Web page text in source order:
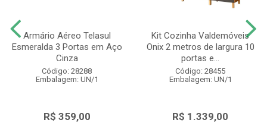
Armário Aéreo Telasul
Esmeralda 3 Portas em Aço
Cinza
Código: 28288
Embalagem: UN/1
R$ 359,00
Kit Cozinha Valdemóveis
Onix 2 metros de largura 10
portas e...
Código: 28455
Embalagem: UN/1
R$ 1.339,00